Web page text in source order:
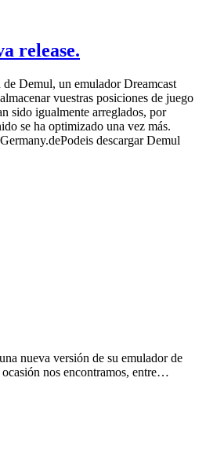
release.
de Demul, un emulador Dreamcast
vuestras posiciones de juego
sido igualmente arreglados, por
se ha optimizado una vez más.
descargar Demul
nueva versión de su emulador de
nos encontramos, entre…